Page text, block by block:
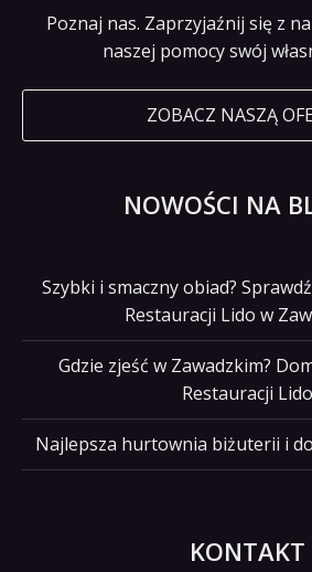
Poznaj nas. Zaprzyjaźnij się z
naszej pomocy swój
ZOBACZ NASZĄ
NOWOŚCI NA
Szybki i smaczny obiad?
Restauracji Lido w
Gdzie zjeść w Zawadzkim?
Restauracji Lido
Najlepsza hurtownia biżuterii i
KONTAKT